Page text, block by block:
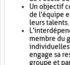
Un objectif
de l'équipe
leurs talents.
membre du
individuelles
engage sa
groupe et